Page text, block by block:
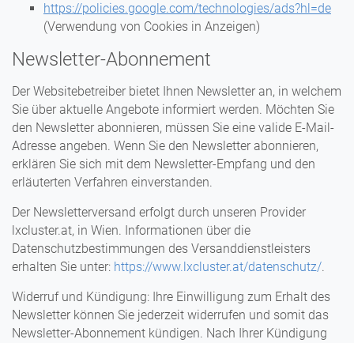
https://policies.google.com/technologies/ads?hl=de
(Verwendung von Cookies in Anzeigen)
Newsletter-Abonnement
Der Websitebetreiber bietet Ihnen Newsletter an, in welchem
Sie über aktuelle Angebote informiert werden. Möchten Sie
den Newsletter abonnieren, müssen Sie eine valide E-Mail-
Adresse angeben. Wenn Sie den Newsletter abonnieren,
erklären Sie sich mit dem Newsletter-Empfang und den
erläuterten Verfahren einverstanden.
Der Newsletterversand erfolgt durch unseren Provider
lxcluster.at, in Wien. Informationen über die
Datenschutzbestimmungen des Versanddienstleisters
erhalten Sie unter: https://www.lxcluster.at/datenschutz/.
Widerruf und Kündigung: Ihre Einwilligung zum Erhalt des
Newsletter können Sie jederzeit widerrufen und somit das
Newsletter-Abonnement kündigen. Nach Ihrer Kündigung